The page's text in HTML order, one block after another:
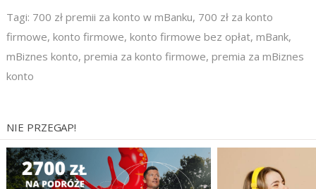
Tagi: 700 zł premii za konto w mBanku, 700 zł za konto
firmowe, konto firmowe, konto firmowe bez opłat, mBank,
mBiznes konto, premia za konto firmowe, premia za mBiznes
konto
NIE PRZEGAP!